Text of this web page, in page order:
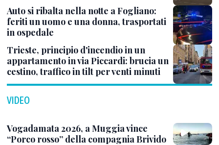
Auto si ribalta nella notte a Fogliano:
feriti un uomo e una donna, trasportati
in ospedale
Trieste, principio d'incendio in un
appartamento in via Piccardi: brucia un
cestino, traffico in tilt per venti minuti
VIDEO
Vogadamata 2026, a Muggia vince
“Porco rosso” della compagnia Brivido